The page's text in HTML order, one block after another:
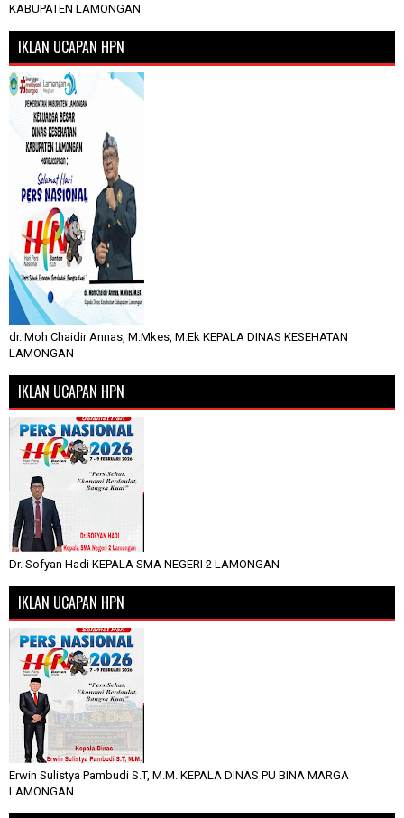
KABUPATEN LAMONGAN
IKLAN UCAPAN HPN
dr. Moh Chaidir Annas, M.Mkes, M.Ek KEPALA DINAS KESEHATAN
LAMONGAN
IKLAN UCAPAN HPN
Dr. Sofyan Hadi KEPALA SMA NEGERI 2 LAMONGAN
IKLAN UCAPAN HPN
Erwin Sulistya Pambudi S.T, M.M. KEPALA DINAS PU BINA MARGA
LAMONGAN